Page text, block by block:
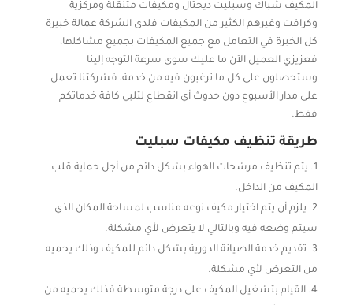
المكيف شباك وسبليت ديجتال ومكيفات متنقلة ومركزية
وكرافت وغيرهم الكثير من المكيفات فلدى الشركة عمالة خبيرة
كل الخبرة في التعامل مع جميع المكيفات بجميع مشاكلها،
فعزيزي العميل الآن ما عليك سوى سرعة التوجه إلينا
وستحصلون على كل ما ترغبون فيه من خدمة، فشركتنا تعمل
على مدار الأسبوع دون حدوث أي انقطاع لتلبي كافة خدماتكم
فقط.
طريقة تنظيف مكيفات سبليت
يتم تنظيف مرشحات الهواء بشكل دائم من أجل حماية قلب
المكيف من الداخل.
يلزم أن يتم اختيار مكيف نوعه مناسب لمساحة المكان الذي
سيتم وضعه فيه وبالتالي لا يتعرض لأي مشكلة.
تقديم خدمة الصيانة الدورية بشكل دائم للمكيف وذلك يحميه
من التعرض لأي مشكلة.
القيام بتشغيل المكيف على درجة متوسطة فذلك يحميه من